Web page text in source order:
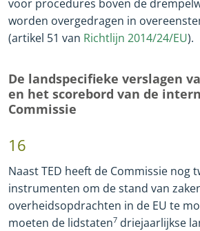
voor procedures boven de
worden overgedragen in
(artikel 51 van Richtlijn 2014/24/EU).
De landspecifieke verslagen
en het scorebord van de
Commissie
16
Naast TED heeft de Commissie nog
instrumenten om de stand van
overheidsopdrachten in de EU te
moeten de lidstaten7 driejaarlijkse